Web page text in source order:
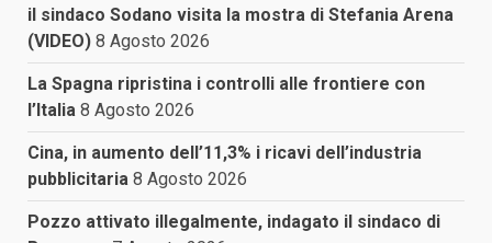
il sindaco Sodano visita la mostra di Stefania Arena
(VIDEO) 8 Agosto 2026
La Spagna ripristina i controlli alle frontiere con
l’Italia 8 Agosto 2026
Cina, in aumento dell’11,3% i ricavi dell’industria
pubblicitaria 8 Agosto 2026
Pozzo attivato illegalmente, indagato il sindaco di